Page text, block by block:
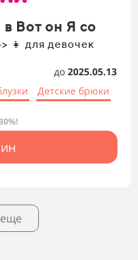
Вот он Я со
👧 для девочек
до 2025.05.13
Детские брюки